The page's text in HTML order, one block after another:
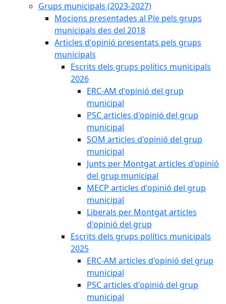
Grups municipals (2023-2027)
Mocions presentades al Ple pels grups
municipals des del 2018
Articles d'opinió presentats pels grups
municipals
Escrits dels grups polítics municipals
2026
ERC-AM d'opinió del grup
municipal
PSC articles d'opinió del grup
municipal
SOM articles d'opinió del grup
municipal
Junts per Montgat articles d'opinió
del grup municipal
MECP articles d'opinió del grup
municipal
Liberals per Montgat articles
d'opinió del grup
Escrits dels grups polítics municipals
2025
ERC-AM articles d'opinió del grup
municipal
PSC articles d'opinió del grup
municipal